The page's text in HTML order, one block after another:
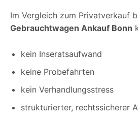
Im Vergleich zum Privatverkauf
Gebrauchtwagen Ankauf Bonn
kein Inseratsaufwand
keine Probefahrten
kein Verhandlungsstress
strukturierter, rechtssicherer